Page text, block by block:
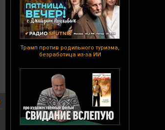
Трамп против родильного туризма,
безработица из-за ИИ